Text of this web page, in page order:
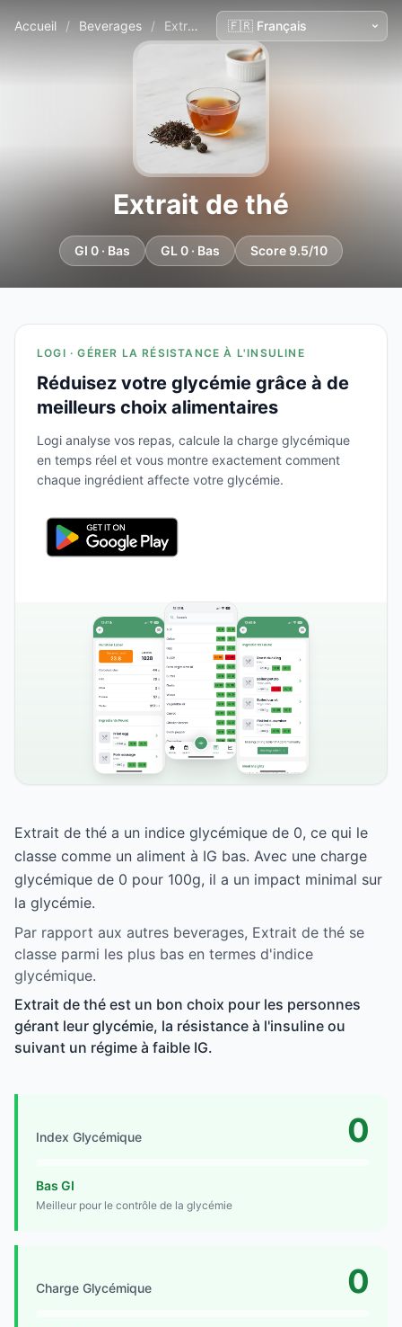
Accueil / Beverages / Extrait de thé
Extrait de thé
GI 0 · Bas GL 0 · Bas Score 9.5/10
LOGI · GÉRER LA RÉSISTANCE À L'INSULINE
Réduisez votre glycémie grâce à de
meilleurs choix alimentaires
Logi analyse vos repas, calcule la charge glycémique
en temps réel et vous montre exactement comment
chaque ingrédient affecte votre glycémie.
Extrait de thé a un indice glycémique de 0, ce qui le
classe comme un aliment à IG bas. Avec une charge
glycémique de 0 pour 100g, il a un impact minimal sur
la glycémie.
Par rapport aux autres beverages, Extrait de thé se
classe parmi les plus bas en termes d'indice
glycémique.
Extrait de thé est un bon choix pour les personnes
gérant leur glycémie, la résistance à l'insuline ou
suivant un régime à faible IG.
Index Glycémique 0
Bas GI
Meilleur pour le contrôle de la glycémie
Charge Glycémique 0